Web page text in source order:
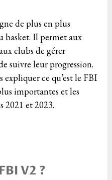
de plus en plus
basket. Il permet aux
clubs de gérer
suivre leur progression.
ce qu’est le FBI
importantes et les
2021 et 2023.
V2 ?